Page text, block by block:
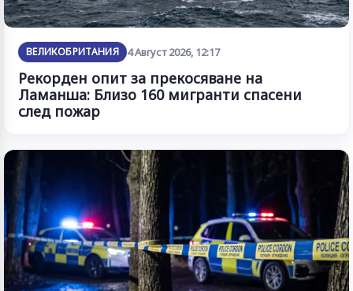
ВЕЛИКОБРИТАНИЯ 4 Август 2026, 12:17
Рекорден опит за прекосяване на
Ламанша: Близо 160 мигранти спасени
след пожар